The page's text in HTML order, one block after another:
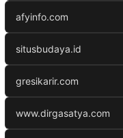
afyinfo.com
situsbudaya.id
gresikarir.com
www.dirgasatya.com